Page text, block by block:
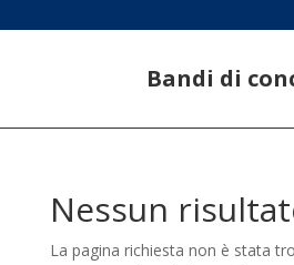
Bandi di
Nessun
La pagina richiesta non è stata